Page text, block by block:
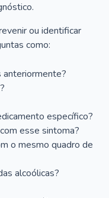
ou identificar
como:
específico?
esse sintoma?
o mesmo quadro de
alcoólicas?